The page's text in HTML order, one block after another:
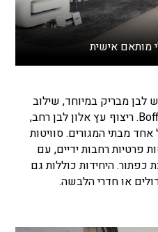
מותאם אישית
מבריק במיוחד, שילוב
שיש xila עם ה מותג האיטלקי Boffi. ריצוף עץ אלון לבן רחב,
מבתי המגורים. סוויטות
פרטיות רחבות ידיים, עם
היחידות כוללות גם
או חדרי הלבשה.